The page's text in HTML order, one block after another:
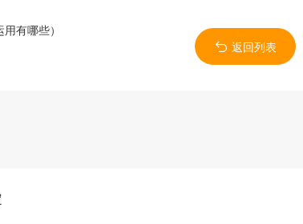
有哪些）
返回列表